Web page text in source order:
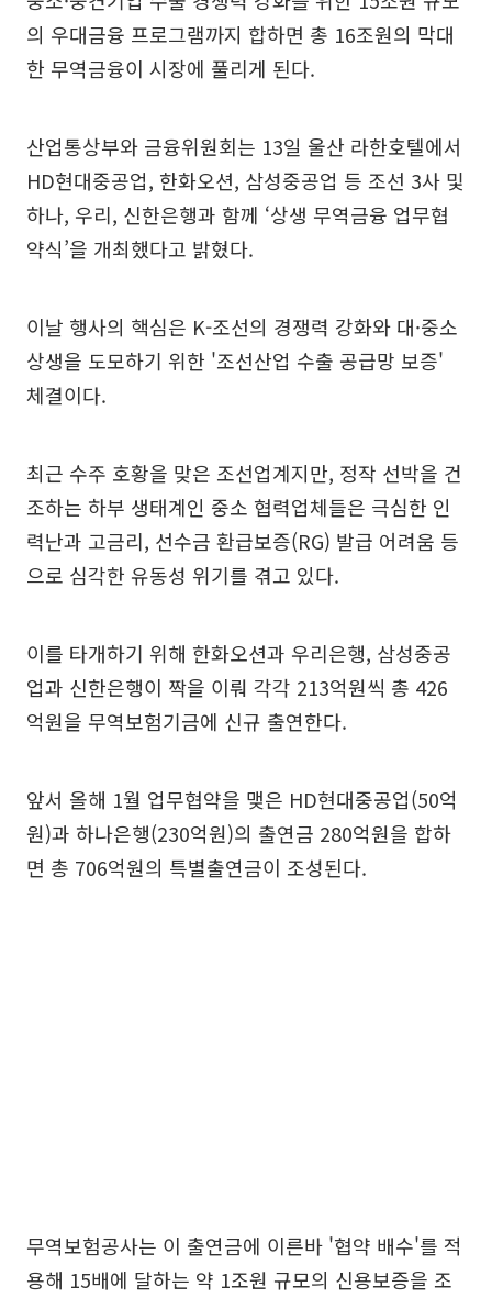
의 우대금융 프로그램까지 합하면 총 16조원의 막대
한 무역금융이 시장에 풀리게 된다.
산업통상부와 금융위원회는 13일 울산 라한호텔에서
HD현대중공업, 한화오션, 삼성중공업 등 조선 3사 및
하나, 우리, 신한은행과 함께 ‘상생 무역금융 업무협
약식’을 개최했다고 밝혔다.
이날 행사의 핵심은 K-조선의 경쟁력 강화와 대·중소
상생을 도모하기 위한 '조선산업 수출 공급망 보증'
체결이다.
최근 수주 호황을 맞은 조선업계지만, 정작 선박을 건
조하는 하부 생태계인 중소 협력업체들은 극심한 인
력난과 고금리, 선수금 환급보증(RG) 발급 어려움 등
으로 심각한 유동성 위기를 겪고 있다.
이를 타개하기 위해 한화오션과 우리은행, 삼성중공
업과 신한은행이 짝을 이뤄 각각 213억원씩 총 426
억원을 무역보험기금에 신규 출연한다.
앞서 올해 1월 업무협약을 맺은 HD현대중공업(50억
원)과 하나은행(230억원)의 출연금 280억원을 합하
면 총 706억원의 특별출연금이 조성된다.
무역보험공사는 이 출연금에 이른바 '협약 배수'를 적
용해 15배에 달하는 약 1조원 규모의 신용보증을 조